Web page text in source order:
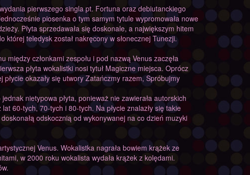
pierwszego singla pt. Fortuna oraz debiutanckiego
piosenka o tym samym tytule wypromowała nowe
Płyta sprzedawała się doskonale, a największym hitem
której teledysk został nakręcony w słonecznej Tunezji.
między członkami zespołu i pod nazwą Venus zaczęła
płyta wokalistki nosi tytuł Magiczne miejsca. Oprócz
płycie okazały się utwory Zatańczmy razem, Spróbujmy
nietypowa płyta, ponieważ nie zawierała autorskich
60-tych, 70-tych i 80-tych. Na płycie znalazły się takie
odskocznią od wykonywanej na co dzień muzyki
Venus. Wokalistka nagrała bowiem krążek ze
w 2000 roku wokalista wydała krążek z kolędami.